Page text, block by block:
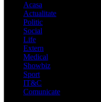
Acasa
Actualitate
Politic
Social
Life
Extern
Medical
Showbiz
Sport
IT&C
Comunicate